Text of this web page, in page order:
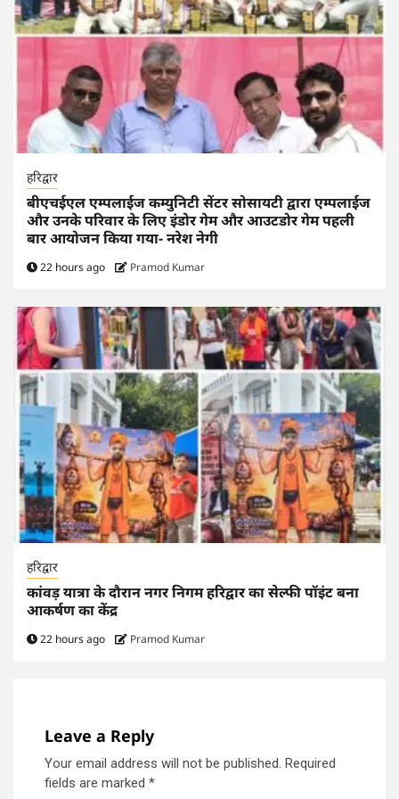
हरिद्वार
बीएचईएल एम्पलाईज कम्युनिटी सेंटर सोसायटी द्वारा एम्पलाईज
और उनके परिवार के लिए इंडोर गेम और आउटडोर गेम पहली
बार आयोजन किया गया- नरेश नेगी
22 hours ago Pramod Kumar
हरिद्वार
कांवड़ यात्रा के दौरान नगर निगम हरिद्वार का सेल्फी पॉइंट बना
आकर्षण का केंद्र
22 hours ago Pramod Kumar
Leave a Reply
Your email address will not be published. Required
fields are marked *